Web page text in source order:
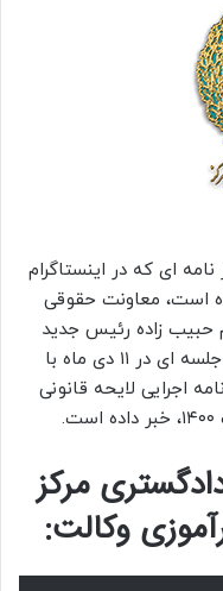
ای که در اینستاگرام
است، معاونت حقوقی
حبیب زاده رئیس جدید
، از برگزاری جلسه ای در ۱۱ دی ماه با
اصلاح ماده ۵۴ آیین نامه اجرایی لایحه قانونی
مرکز
وکالت: